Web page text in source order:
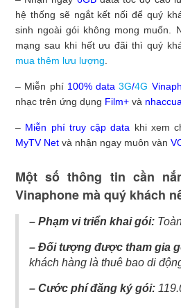
hệ thống sẽ ngắt kết nối để quý
sinh ngoài gói không mong muốn.
mạng sau khi hết ưu đãi thì quý
mua thêm lưu lượng
– Miễn phí 100% data3G/4G
nhạc trên ứng dụng Film+ và
– Miễn phí truy cập data khi xem
MyTV Net và nhận ngay muôn vàn
Một số thông tin cần
Vinaphone mà quý khách
– Phạm vi triển khai gói:
– Đối tượng được tham gia
khách hàng là thuê bao di
– Cước phí đăng ký gói: